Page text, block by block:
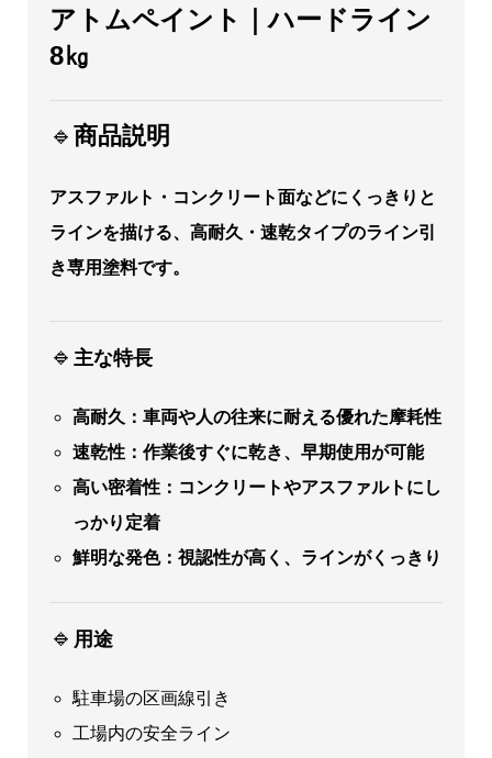
アトムペイント｜ハードライン
8㎏
🔹 商品説明
アスファルト・コンクリート面などにくっきりと
ラインを描ける、高耐久・速乾タイプのライン引
き専用塗料です。
🔹 主な特長
高耐久：車両や人の往来に耐える優れた摩耗性
速乾性：作業後すぐに乾き、早期使用が可能
高い密着性：コンクリートやアスファルトにし
っかり定着
鮮明な発色：視認性が高く、ラインがくっきり
🔹 用途
駐車場の区画線引き
工場内の安全ライン